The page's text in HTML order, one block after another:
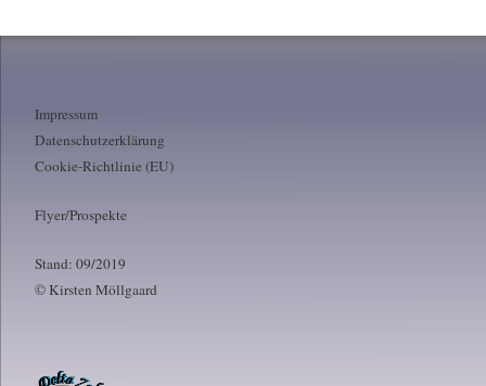
Impressum
Datenschutzerklärung
Cookie-Richtlinie (EU)
Flyer/Prospekte
Stand: 09/2019
© Kirsten Möllgaard